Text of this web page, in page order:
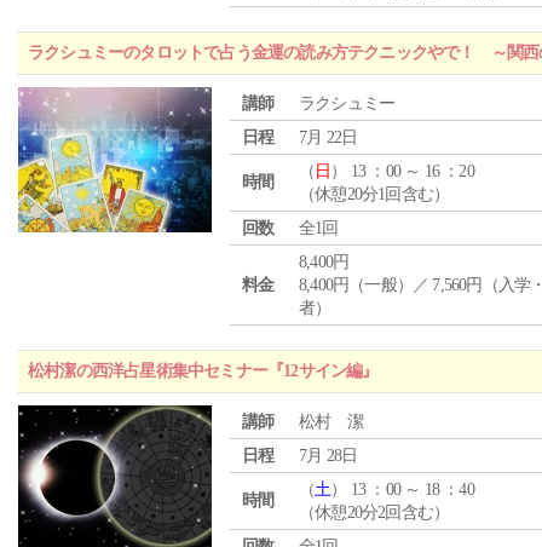
ラクシュミーのタロットで占う金運の読み方テクニックやで！ ～関
講師
ラクシュミー
日程
7月 22日
時間
（ 日 ） 13 ：00 ～ 16 ：20
（休憩20分1回含む）
回数
全1回
料金
8,400円
8,400円（一般）／ 7,560円（入学
者）
松村潔の西洋占星術集中セミナー『12サイン編』
講師
松村 潔
日程
7月 28日
時間
（土） 13 ：00 ～ 18 ：40
（休憩20分2回含む）